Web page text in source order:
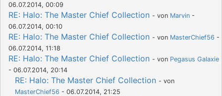
06.07.2014, 00:09
RE: Halo: The Master Chief Collection - von Marvin -
06.07.2014, 00:10
RE: Halo: The Master Chief Collection - von MasterChief56 -
06.07.2014, 11:18
RE: Halo: The Master Chief Collection - von Pegasus Galaxie
- 06.07.2014, 20:14
RE: Halo: The Master Chief Collection - von
MasterChief56 - 06.07.2014, 21:25